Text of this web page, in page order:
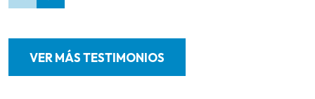
VER MÁS TESTIMONIOS